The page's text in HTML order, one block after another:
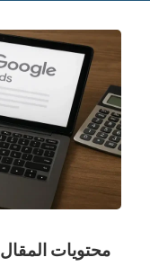
محتويات المقال